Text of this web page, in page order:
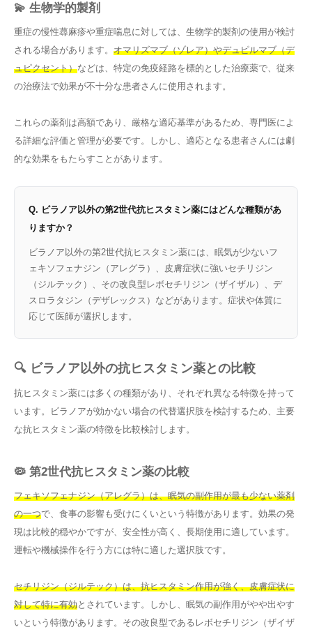
💫 生物学的製剤
重症の慢性蕁麻疹や重症喘息に対しては、生物学的製剤の使用が検討
される場合があります。 オマリズマブ（ゾレア）やデュピルマブ（デ
ュピクセント）などは、特定の免疫経路を標的とした治療薬で、従来
の治療法で効果が不十分な患者さんに使用されます。
これらの薬剤は高額であり、厳格な適応基準があるため、専門医によ
る詳細な評価と管理が必要です。しかし、適応となる患者さんには劇
的な効果をもたらすことがあります。
Q. ビラノア以外の第2世代抗ヒスタミン薬にはどんな種類があ
りますか？
ビラノア以外の第2世代抗ヒスタミン薬には、眠気が少ないフ
ェキソフェナジン（アレグラ）、皮膚症状に強いセチリジン
（ジルテック）、その改良型レボセチリジン（ザイザル）、デ
スロラタジン（デザレックス）などがあります。症状や体質に
応じて医師が選択します。
🔍 ビラノア以外の抗ヒスタミン薬との比較
抗ヒスタミン薬には多くの種類があり、それぞれ異なる特徴を持って
います。ビラノアが効かない場合の代替選択肢を検討するため、主要
な抗ヒスタミン薬の特徴を比較検討します。
🦠 第2世代抗ヒスタミン薬の比較
フェキソフェナジン（アレグラ）は、眠気の副作用が最も少ない薬剤
の一つで、食事の影響も受けにくいという特徴があります。効果の発
現は比較的穏やかですが、安全性が高く、長期使用に適しています。
運転や機械操作を行う方には特に適した選択肢です。
セチリジン（ジルテック）は、抗ヒスタミン作用が強く、皮膚症状に
対して特に有効とされています。しかし、眠気の副作用がやや出やす
いという特徴があります。その改良型であるレボセチリジン（ザイザ